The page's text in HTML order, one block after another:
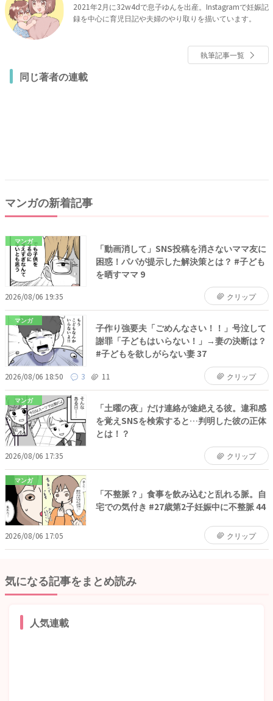
2021年2月に32w4dで息子ゆんを出産。Instagramで妊娠記
録を中心に育児日記や夫婦のやり取りを描いています。
執筆記事一覧
同じ著者の連載
マンガの新着記事
マンガ
「動画消して」SNS投稿を消さないママ友に
困惑！パパが提示した解決策とは？ #子ども
を晒すママ 9
2026/08/06 19:35 クリップ
マンガ
子作り強要夫「ごめんなさい！！」号泣して
謝罪「子どもはいらない！」→妻の決断は？
#子どもを欲しがらない妻 37
2026/08/06 18:50 3 11 クリップ
マンガ
「土曜の夜」だけ連絡が途絶える彼。違和感
を覚えSNSを検索すると…判明した彼の正体
とは！？
2026/08/06 17:35 クリップ
マンガ
「不整脈？」食事を飲み込むと乱れる脈。自
宅での気付き #27歳第2子妊娠中に不整脈 44
2026/08/06 17:05 クリップ
気になる記事をまとめ読み
人気連載